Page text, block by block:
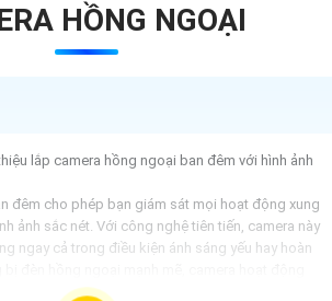
HỒNG NGOẠI
lắp camera hồng ngoại ban đêm với hình ảnh
đêm cho phép bạn giám sát mọi hoạt động xung
ảnh sắc nét. Với công nghệ tiên tiến, camera này
ngay cả trong điều kiện ánh sáng yếu hay hoàn
sẽ không bao giờ bỏ lỡ bất kỳ sự kiện nào xảy